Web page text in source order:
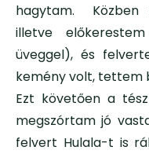
hagytam. Közben
illetve
üveggel), és
kemény volt, tettem
Ezt követően a
megszórtam jó
felvert Hulala-t is